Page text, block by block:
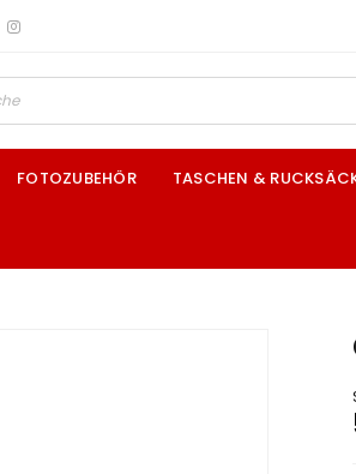
FOTOZUBEHÖR TASCHEN &